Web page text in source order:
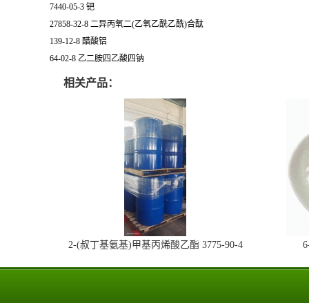
7440-05-3 钯
27858-32-8 二异丙氧二(乙氧乙酰乙酰)合酞
139-12-8 醋酸铝
64-02-8 乙二胺四乙酸四钠
相关产品：
2-(叔丁基氨基)甲基丙烯酸乙酯 3775-90-4